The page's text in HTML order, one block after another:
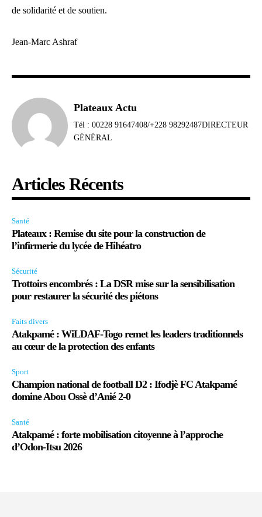
de solidarité et de soutien.
Jean-Marc Ashraf
Plateaux Actu
Tél : 00228 91647408/+228 98292487DIRECTEUR
GÉNÉRAL
Articles Récents
Santé
Plateaux : Remise du site pour la construction de
l’infirmerie du lycée de Hihéatro
Sécurité
Trottoirs encombrés : La DSR mise sur la sensibilisation
pour restaurer la sécurité des piétons
Faits divers
Atakpamé : WiLDAF-Togo remet les leaders traditionnels
au cœur de la protection des enfants
Sport
Champion national de football D2 : Ifodjè FC Atakpamé
domine Abou Ossè d’Anié 2-0
Santé
Atakpamé : forte mobilisation citoyenne à l’approche
d’Odon-Itsu 2026